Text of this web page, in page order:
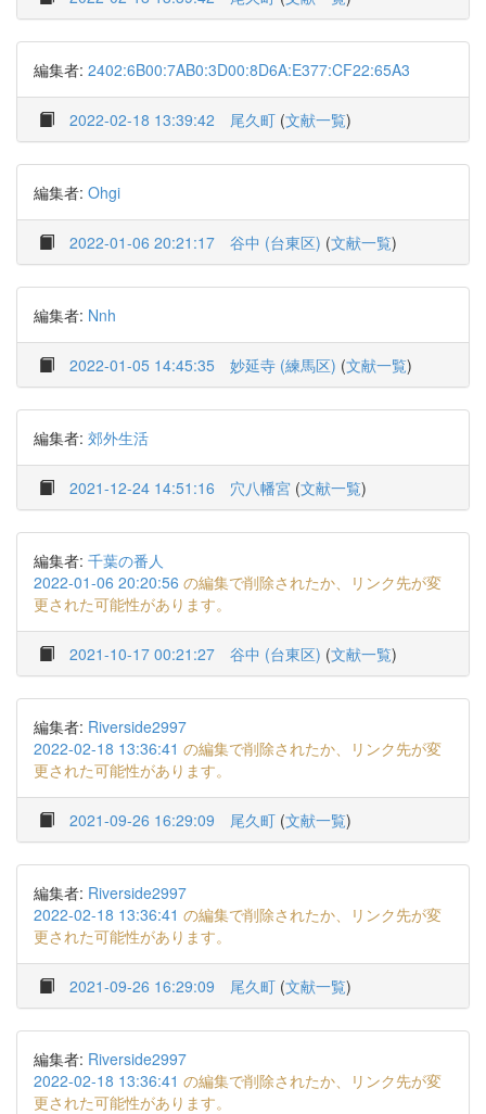
編集者: 2402:6B00:7AB0:3D00:8D6A:E377:CF22:65A3
2022-02-18 13:39:42 尾久町 (文献一覧)
編集者: Ohgi
2022-01-06 20:21:17 谷中 (台東区) (文献一覧)
編集者: Nnh
2022-01-05 14:45:35 妙延寺 (練馬区) (文献一覧)
編集者: 郊外生活
2021-12-24 14:51:16 穴八幡宮 (文献一覧)
編集者: 千葉の番人
2022-01-06 20:20:56 の編集で削除されたか、リンク先が変
更された可能性があります。
2021-10-17 00:21:27 谷中 (台東区) (文献一覧)
編集者: Riverside2997
2022-02-18 13:36:41 の編集で削除されたか、リンク先が変
更された可能性があります。
2021-09-26 16:29:09 尾久町 (文献一覧)
編集者: Riverside2997
2022-02-18 13:36:41 の編集で削除されたか、リンク先が変
更された可能性があります。
2021-09-26 16:29:09 尾久町 (文献一覧)
編集者: Riverside2997
2022-02-18 13:36:41 の編集で削除されたか、リンク先が変
更された可能性があります。